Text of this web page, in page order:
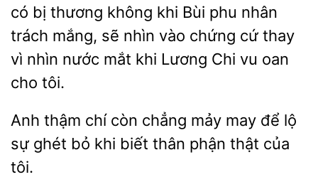
có bị thương không khi Bùi phu
trách mắng, sẽ nhìn vào chứng cứ
vì
nước mắt khi Lương Chi vu oan
cho tôi.
Anh chí còn chẳng mảy
để lộ
ghét bỏ khi biết thân phận thật của
tôi.